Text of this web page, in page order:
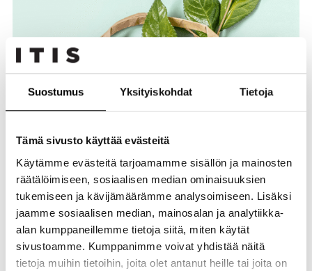
Suostumus Yksityiskohdat Tietoja
Tämä sivusto käyttää evästeitä
Käytämme evästeitä tarjoamamme sisällön ja mainosten
räätälöimiseen, sosiaalisen median ominaisuuksien
tukemiseen ja kävijämäärämme analysoimiseen. Lisäksi
jaamme sosiaalisen median, mainosalan ja analytiikka-
alan kumppaneillemme tietoja siitä, miten käytät
sivustoamme. Kumppanimme voivat yhdistää näitä
tietoja muihin tietoihin, joita olet antanut heille tai joita on
Agenttitalo 38 m2